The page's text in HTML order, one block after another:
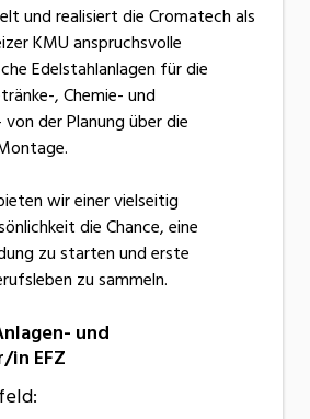
und realisiert die Cromatech als
KMU anspruchsvolle
Edelstahlanlagen für die
, Chemie- und
der Planung über die
wir einer vielseitig
die Chance, eine
zu starten und erste
zu sammeln.
und
EFZ